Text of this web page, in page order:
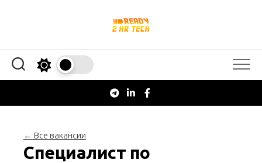
← Все вакансии
Специалист по